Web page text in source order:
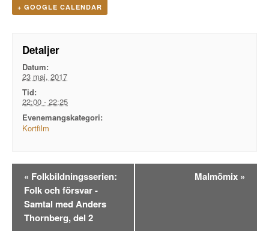
+ GOOGLE CALENDAR
Detaljer
Datum:
23 maj, 2017
Tid:
22:00 - 22:25
Evenemangskategori:
Kortfilm
Evenemangsnavigation
« Folkbildningsserien:
Folk och försvar -
Samtal med Anders
Thornberg, del 2
Malmömix »